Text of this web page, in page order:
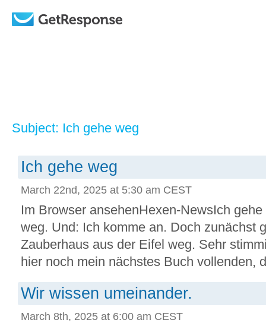
Subject: Ich gehe weg
Ich gehe weg
March 22nd, 2025 at 5:30 am CEST
Im Browser ansehenHexen-NewsIch
weg. Und: Ich komme an. Doch zunächst
Zauberhaus aus der Eifel weg. Sehr
hier noch mein nächstes Buch vollenden,
Wir wissen umeinander.
March 8th, 2025 at 6:00 am CEST